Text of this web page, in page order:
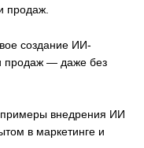
продаж.
создание ИИ-
продаж — даже без
внедрения ИИ
в маркетинге и